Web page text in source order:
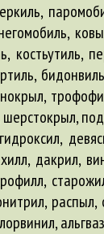
костьутиль,
, дакрил,